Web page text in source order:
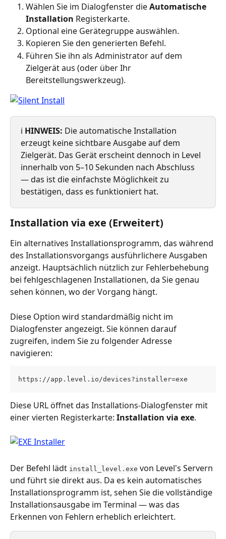
Wählen Sie im Dialogfenster die Automatische
Installation Registerkarte.
Optional eine Gerätegruppe auswählen.
Kopieren Sie den generierten Befehl.
Führen Sie ihn als Administrator auf dem
Zielgerät aus (oder über Ihr
Bereitstellungswerkzeug).
ℹ️ HINWEIS: Die automatische Installation
erzeugt keine sichtbare Ausgabe auf dem
Zielgerät. Das Gerät erscheint dennoch in Level
innerhalb von 5–10 Sekunden nach Abschluss
— das ist die einfachste Möglichkeit zu
bestätigen, dass es funktioniert hat.
Installation via exe (Erweitert)
Ein alternatives Installationsprogramm, das während
des Installationsvorgangs ausführlichere Ausgaben
anzeigt. Hauptsächlich nützlich zur Fehlerbehebung
bei fehlgeschlagenen Installationen, da Sie genau
sehen können, wo der Vorgang hängt.
Diese Option wird standardmäßig nicht im
Dialogfenster angezeigt. Sie können darauf
zugreifen, indem Sie zu folgender Adresse
navigieren:
https://app.level.io/devices?installer=exe
Diese URL öffnet das Installations-Dialogfenster mit
einer vierten Registerkarte: Installation via exe.
Der Befehl lädt install_level.exe von Level's Servern
und führt sie direkt aus. Da es kein automatisches
Installationsprogramm ist, sehen Sie die vollständige
Installationsausgabe im Terminal — was das
Erkennen von Fehlern erheblich erleichtert.